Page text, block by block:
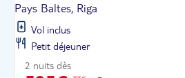
Pays Baltes, Riga
Vol inclus
Petit déjeuner
2 nuits dès